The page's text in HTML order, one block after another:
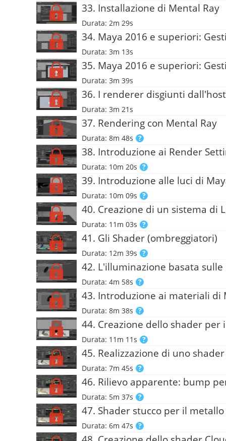
33. Installazione di Mental Ray
Durata: 2m 29s
34. Maya 2016 e superiori:
Durata: 3m 13s
35. Maya 2016 e superiori:
Durata: 3m 39s
36. I renderer disgiunti
Durata: 3m 21s
37. Rendering con Mental Ray
Durata: 8m 48s
38. Introduzione ai Render
Durata: 10m 20s
39. Introduzione alle luci di
Durata: 10m 09s
40. Creazione di un sistema di
Durata: 11m 03s
41. Gli Shader (ombreggiatori)
Durata: 12m 39s
42. L'illuminazione basata sulle
Durata: 4m 58s
43. Introduzione ai materiali di
Durata: 8m 38s
44. Creazione dello shader per
Durata: 11m 11s
45. Realizzazione di uno
Durata: 7m 45s
46. Rilievo apparente: bump
Durata: 5m 37s
47. Shader stucco per il metallo
Durata: 6m 47s